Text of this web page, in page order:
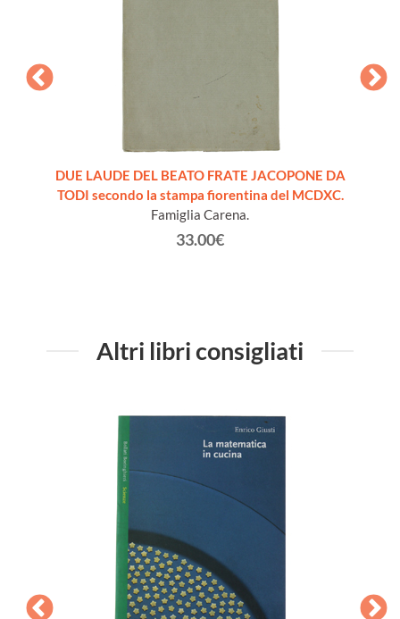
DUE LAUDE DEL BEATO FRATE JACOPONE DA
TODI secondo la stampa fiorentina del MCDXC.
Famiglia Carena.
33.00€
Altri libri consigliati